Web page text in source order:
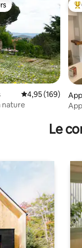
Note moyenne
4,95 (169)
nature
Le